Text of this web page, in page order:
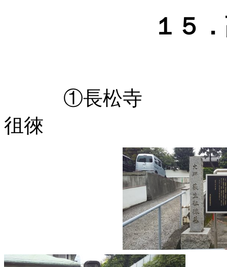
１５
①長松寺 義士切
徂徠